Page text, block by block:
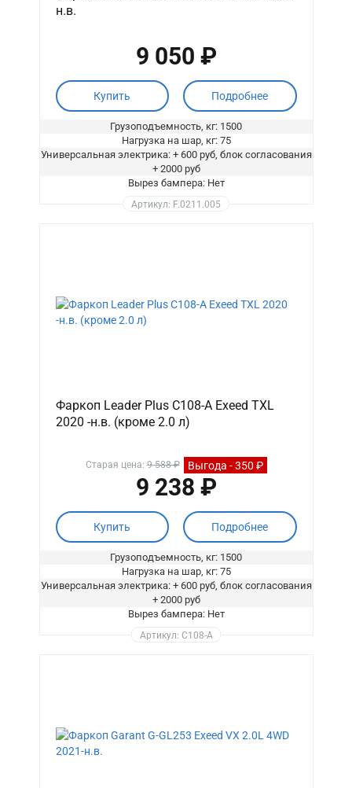
н.в.
9 050 ₽
Купить Подробнее
Грузоподъемность, кг: 1500
Нагрузка на шар, кг: 75
Универсальная электрика: + 600 руб, блок согласования
+ 2000 руб
Вырез бампера: Нет
Артикул: F.0211.005
Фаркоп Leader Plus C108-A Exeed TXL
2020 -н.в. (кроме 2.0 л)
Старая цена:9 588 ₽ Выгода - 350 ₽
9 238 ₽
Купить Подробнее
Грузоподъемность, кг: 1500
Нагрузка на шар, кг: 75
Универсальная электрика: + 600 руб, блок согласования
+ 2000 руб
Вырез бампера: Нет
Артикул: C108-A